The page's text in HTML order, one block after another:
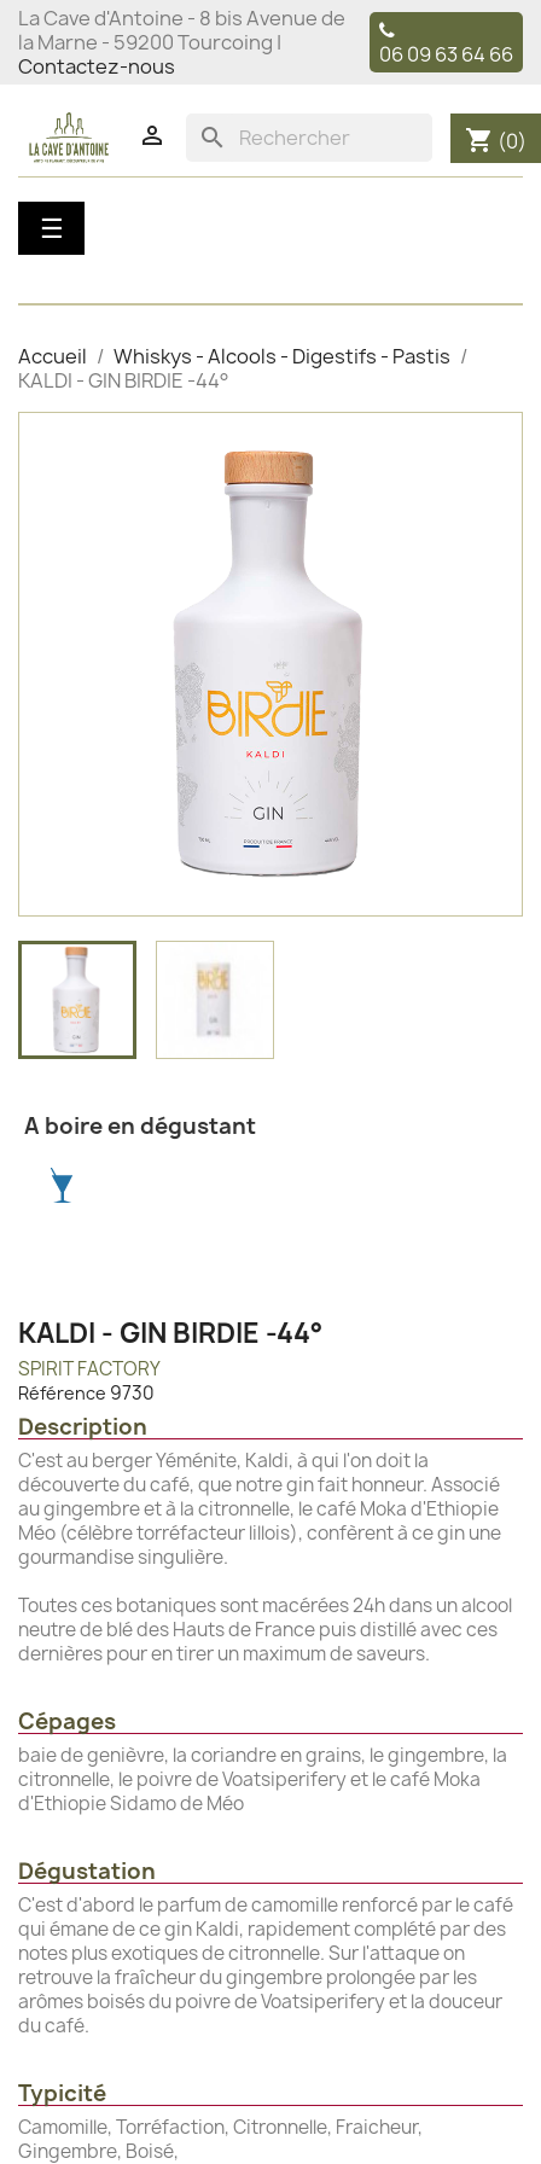
La Cave d'Antoine - 8 bis Avenue de
la Marne - 59200 Tourcoing |
Contactez-nous
06 09 63 64 66
 search shopping_cart (0)
Basculer
la
☰
Accueil
Whiskys - Alcools - Digestifs - Pastis
KALDI - GIN BIRDIE -44°
A boire en dégustant
KALDI - GIN BIRDIE -44°
SPIRIT FACTORY
Référence 9730
Description
C'est au berger Yéménite, Kaldi, à qui l'on doit la
découverte du café, que notre gin fait honneur. Associé
au gingembre et à la citronnelle, le café Moka d'Ethiopie
Méo (célèbre torréfacteur lillois), confèrent à ce gin une
gourmandise singulière.
Toutes ces botaniques sont macérées 24h dans un alcool
neutre de blé des Hauts de France puis distillé avec ces
dernières pour en tirer un maximum de saveurs.
Cépages
baie de genièvre, la coriandre en grains, le gingembre, la
citronnelle, le poivre de Voatsiperifery et le café Moka
d'Ethiopie Sidamo de Méo
Dégustation
C'est d'abord le parfum de camomille renforcé par le café
qui émane de ce gin Kaldi, rapidement complété par des
notes plus exotiques de citronnelle. Sur l'attaque on
retrouve la fraîcheur du gingembre prolongée par les
arômes boisés du poivre de Voatsiperifery et la douceur
du café.
Typicité
Camomille, Torréfaction, Citronnelle, Fraicheur,
Gingembre, Boisé,